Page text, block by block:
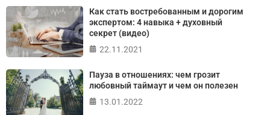
Как стать востребованным и дорогим
экспертом: 4 навыка + духовный
секрет (видео)
22.11.2021
Пауза в отношениях: чем грозит
любовный таймаут и чем он полезен
13.01.2022